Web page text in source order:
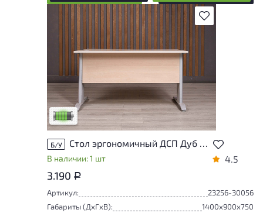
В избранное
У товара присутствуют незначительные
следы эксплуатации, не влияющие на
удобство его использования
Низкая степень износа
Б/У Стол эргономичный ДСП Дуб Россия
В наличии: 1 шт 4.5
3.190 Р
Артикул:
23256-30056
Габариты (ДxГxВ):
1400x900x750